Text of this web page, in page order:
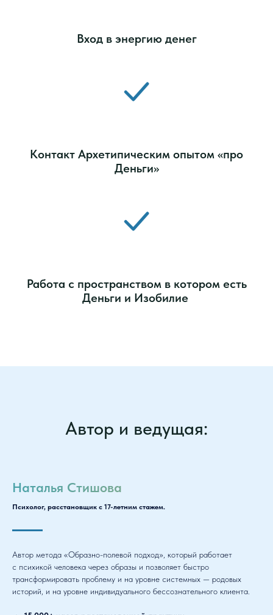
Вход в энергию денег
Контакт Архетипическим опытом «про
Деньги»
Работа с пространством в котором есть
Деньги и Изобилие
Автор и ведущая:
Наталья Стишова
Психолог, расстановщик с 17-летним стажем.
Автор метода «Образно-полевой подход», который работает
с психикой человека через образы и позволяет быстро
трансформировать проблему и на уровне системных — родовых
историй, и на уровне индивидуального бессознательного клиента.